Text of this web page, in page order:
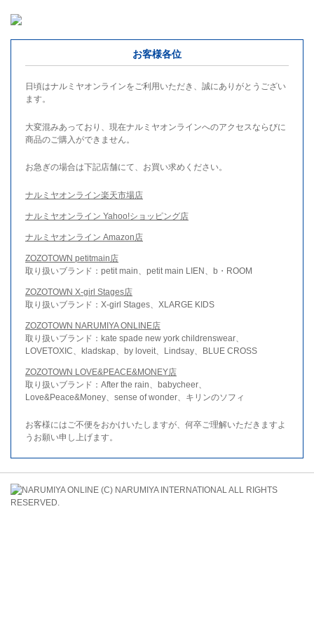
お客様各位
日頃はナルミヤオンラインをご利用いただき、誠にありがとうござい
ます。
大変混みあっており、現在ナルミヤオンラインへのアクセスならびに
商品のご購入ができません。
お急ぎの場合は下記店舗にて、お買い求めください。
ナルミヤオンライン楽天市場店
ナルミヤオンライン Yahoo!ショッピング店
ナルミヤオンライン Amazon店
ZOZOTOWN petitmain店
取り扱いブランド：petit main、petit main LIEN、b・ROOM
ZOZOTOWN X-girl Stages店
取り扱いブランド：X-girl Stages、XLARGE KIDS
ZOZOTOWN NARUMIYA ONLINE店
取り扱いブランド：kate spade new york childrenswear、
LOVETOXIC、kladskap、by loveit、Lindsay、BLUE CROSS
ZOZOTOWN LOVE&PEACE&MONEY店
取り扱いブランド：After the rain、babycheer、
Love&Peace&Money、sense of wonder、キリンのソフィ
お客様にはご不便をおかけいたしますが、何卒ご理解いただきますよ
うお願い申し上げます。